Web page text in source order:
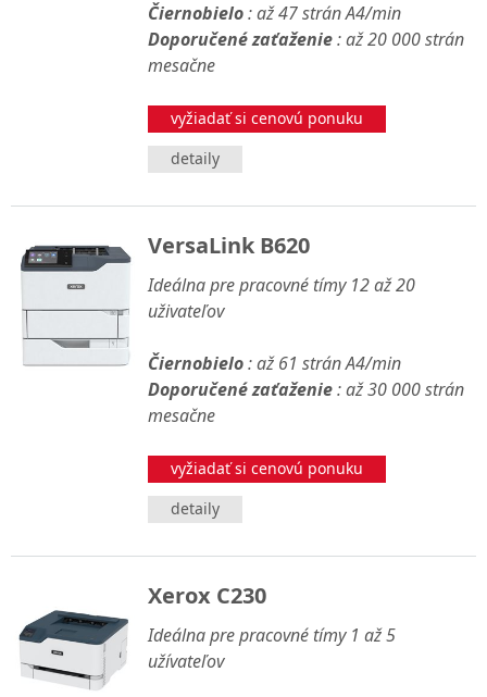
Čiernobielo: až 47 strán A4/min
Doporučené zaťaženie: až 20 000 strán
mesačne
vyžiadať si cenovú ponuku
detaily
VersaLink B620
Ideálna pre pracovné tímy 12 až 20
uživateľov
Čiernobielo: až 61 strán A4/min
Doporučené zaťaženie: až 30 000 strán
mesačne
vyžiadať si cenovú ponuku
detaily
Xerox C230
Ideálna pre pracovné tímy 1 až 5
užívateľov